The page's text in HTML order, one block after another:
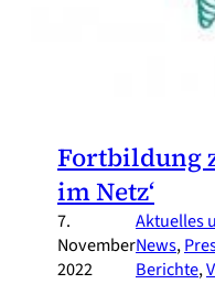
Fortbildung
im Netz‘
7.
November
2022
Aktuelles
News,
Berichte,